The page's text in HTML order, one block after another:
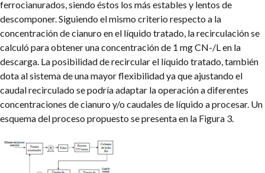
ferrocianurados, siendo éstos los más estables y lentos de
descomponer. Siguiendo el mismo criterio respecto a la
concentración de cianuro en el líquido tratado, la recirculación se
calculó para obtener una concentración de 1 mg CN-/L en la
descarga. La posibilidad de recircular el líquido tratado, también
dota al sistema de una mayor flexibilidad ya que ajustando el
caudal recirculado se podría adaptar la operación a diferentes
concentraciones de cianuro y/o caudales de líquido a procesar. Un
esquema del proceso propuesto se presenta en la Figura 3.